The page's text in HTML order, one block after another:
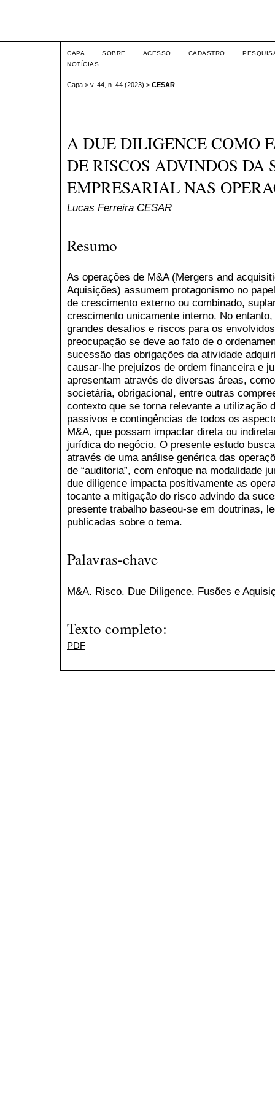
CAPA SOBRE ACESSO CADASTRO
NOTÍCIAS
Capa > v. 44, n. 44 (2023) > CESAR
A DUE DILIGENCE COMO
DE RISCOS ADVINDOS DA
EMPRESARIAL NAS
Lucas Ferreira CESAR
Resumo
As operações de M&A (Mergers and
Aquisições) assumem protagonismo no
de crescimento externo ou combinado,
crescimento unicamente interno. No
grandes desafios e riscos para os
preocupação se deve ao fato de o
sucessão das obrigações da atividade
causar-lhe prejuízos de ordem financeira e
apresentam através de diversas áreas,
societária, obrigacional, entre outras
contexto que se torna relevante a utilização
passivos e contingências de todos os
M&A, que possam impactar direta ou
jurídica do negócio. O presente estudo
através de uma análise genérica das
de “auditoria”, com enfoque na modalidade
due diligence impacta positivamente as
tocante a mitigação do risco advindo da
presente trabalho baseou-se em doutrinas,
publicadas sobre o tema.
Palavras-chave
M&A. Risco. Due Diligence. Fusões e
Texto completo:
PDF